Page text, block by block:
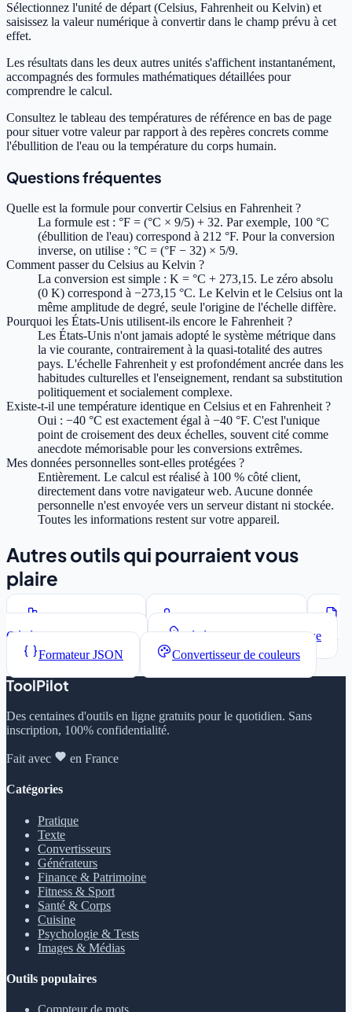
Sélectionnez l'unité de départ (Celsius, Fahrenheit ou Kelvin) et
saisissez la valeur numérique à convertir dans le champ prévu à cet
effet.
Les résultats dans les deux autres unités s'affichent instantanément,
accompagnés des formules mathématiques détaillées pour
comprendre le calcul.
Consultez le tableau des températures de référence en bas de page
pour situer votre valeur par rapport à des repères concrets comme
l'ébullition de l'eau ou la température du corps humain.
Questions fréquentes
Quelle est la formule pour convertir Celsius en Fahrenheit ?
La formule est : °F = (°C × 9/5) + 32. Par exemple, 100 °C
(ébullition de l'eau) correspond à 212 °F. Pour la conversion
inverse, on utilise : °C = (°F − 32) × 5/9.
Comment passer du Celsius au Kelvin ?
La conversion est simple : K = °C + 273,15. Le zéro absolu
(0 K) correspond à −273,15 °C. Le Kelvin et le Celsius ont la
même amplitude de degré, seule l'origine de l'échelle diffère.
Pourquoi les États-Unis utilisent-ils encore le Fahrenheit ?
Les États-Unis n'ont jamais adopté le système métrique dans
la vie courante, contrairement à la quasi-totalité des autres
pays. L'échelle Fahrenheit y est profondément ancrée dans les
habitudes culturelles et l'enseignement, rendant sa substitution
politiquement et socialement complexe.
Existe-t-il une température identique en Celsius et en Fahrenheit ?
Oui : −40 °C est exactement égal à −40 °F. C'est l'unique
point de croisement des deux échelles, souvent cité comme
anecdote mémorisable pour les conversions extrêmes.
Mes données personnelles sont-elles protégées ?
Entièrement. Le calcul est réalisé à 100 % côté client,
directement dans votre navigateur web. Aucune donnée
personnelle n'est envoyée vers un serveur distant ni stockée.
Toutes les informations restent sur votre appareil.
Autres outils qui pourraient vous
plaire
Compteur de mots
Convertisseur de casse
Générateur Lorem Ipsum
Générateur de mots de passe
Formateur JSON
Convertisseur de couleurs
ToolPilot
Des centaines d'outils en ligne gratuits pour le quotidien. Sans
inscription, 100% confidentialité.
Fait avec en France
Catégories
Pratique
Texte
Convertisseurs
Générateurs
Finance & Patrimoine
Fitness & Sport
Santé & Corps
Cuisine
Psychologie & Tests
Images & Médias
Outils populaires
Compteur de mots